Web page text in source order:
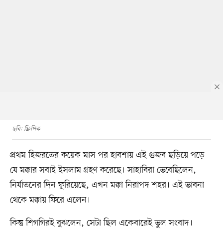
ছবি: ফ্রিপিক
প্রথম হিজরতের কয়েক মাস পর হাবশায় এই গুজব ছড়িয়ে পড়ে
যে মক্কার সবাই ইসলাম গ্রহণ করেছে। সাহাবিরা ভেবেছিলেন,
নির্যাতনের দিন ফুরিয়েছে, এখন মক্কা নিরাপদ শহর। এই ভাবনা
থেকে মক্কায় ফিরে এলেন।
কিন্তু শিগগিরই বুঝলেন, সেটা ছিল একেবারেই ভুল সংবাদ।